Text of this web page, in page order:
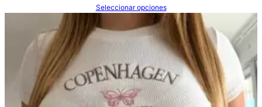
Seleccionar opciones